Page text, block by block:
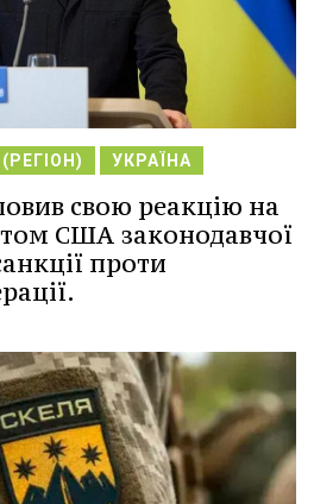
УКРАЇНА
свою реакцію на
США законодавчої
проти